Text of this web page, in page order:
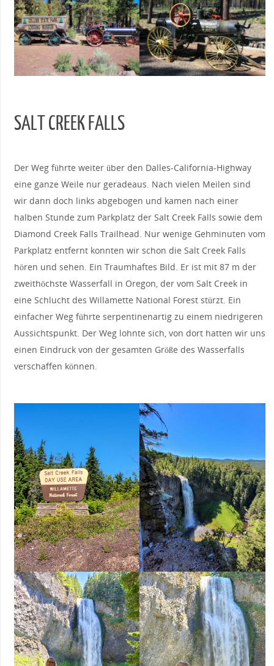
SALT CREEK FALLS
Der Weg führte weiter über den Dalles-California-Highway
eine ganze Weile nur geradeaus. Nach vielen Meilen sind
wir dann doch links abgebogen und kamen nach einer
halben Stunde zum Parkplatz der Salt Creek Falls sowie dem
Diamond Creek Falls Trailhead. Nur wenige Gehminuten vom
Parkplatz entfernt konnten wir schon die Salt Creek Falls
hören und sehen. Ein Traumhaftes Bild. Er ist mit 87 m der
zweithöchste Wasserfall in Oregon, der vom Salt Creek in
eine Schlucht des Willamette National Forest stürzt. Ein
einfacher Weg führte serpentinenartig zu einem niedrigeren
Aussichtspunkt. Der Weg lohnte sich, von dort hatten wir uns
einen Eindruck von der gesamten Größe des Wasserfalls
verschaffen können.